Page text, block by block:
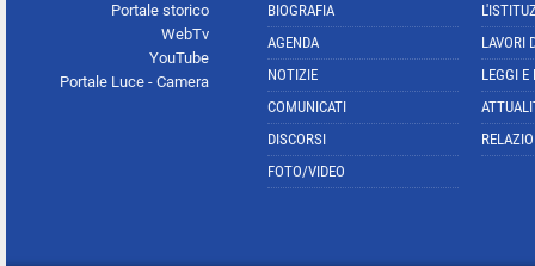
Portale storico
WebTv
YouTube
Portale Luce - Camera
BIOGRAFIA
AGENDA
NOTIZIE
COMUNICATI
DISCORSI
FOTO/VIDEO
LAVORI
LEGGI E